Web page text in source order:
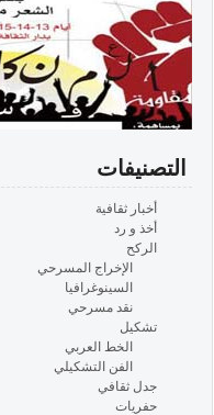
التصنيفات
أخبار ثقافية
أخذ و رد
الركح
الإخراج المسرحي
السينوغرافيا
نقد مسرحي
تشكيل
الخط العربي
الفن التشكيلي
جدل ثقافي
حفريات